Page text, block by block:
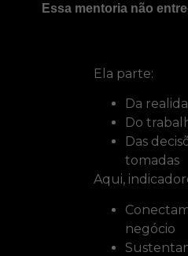
Essa mentoria não
Ela parte:
Da
Do
Das
tomadas
Aqui,
negócio